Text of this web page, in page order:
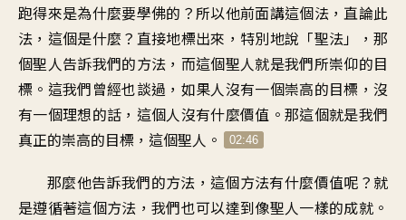
跑得來是為什麼要學佛的？所以他前面講這個法，直論此
法，這個是什麼？直接地標出來，特別地說「聖法」，那
個聖人告訴我們的方法，而這個聖人就是我們所崇仰的目
標。這我們曾經也談過，如果人沒有一個崇高的目標，沒
有一個理想的話，這個人沒有什麼價值。那這個就是我們
真正的崇高的目標，這個聖人。
02:46
那麼他告訴我們的方法，這個方法有什麼價值呢？就
是遵循著這個方法，我們也可以達到像聖人一樣的成就。